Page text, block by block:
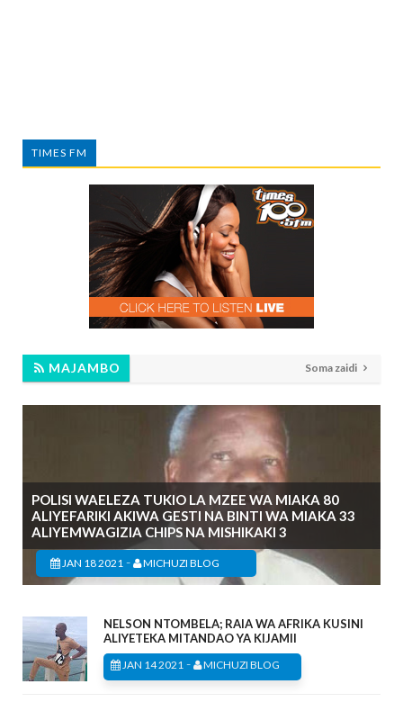
TIMES FM
MAJAMBO Soma zaidi
POLISI WAELEZA TUKIO LA MZEE WA MIAKA 80
ALIYEFARIKI AKIWA GESTI NA BINTI WA MIAKA 33
ALIYEMWAGIZIA CHIPS NA MISHIKAKI 3
JAN 18 2021 - MICHUZI BLOG
NELSON NTOMBELA; RAIA WA AFRIKA KUSINI
ALIYETEKA MITANDAO YA KIJAMII
JAN 14 2021 - MICHUZI BLOG